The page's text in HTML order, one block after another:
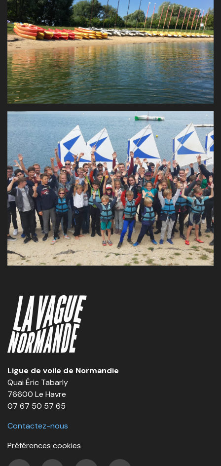
Ligue de voile de Normandie
Quai Éric Tabarly
76600 Le Havre
07 67 50 57 65
Contactez-nous
Préférences cookies